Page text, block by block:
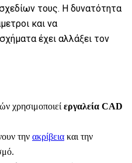
τους. Η δυνατότητα
και να
έχει αλλάξει τον
χρησιμοποιεί εργαλεία CAD
την ακρίβεια και την